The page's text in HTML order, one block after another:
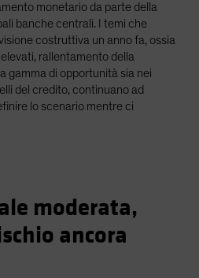
monetario da parte della
banche centrali. I temi che
costruttiva un anno fa, ossia
rallentamento della
gamma di opportunità sia nei
del credito, continuano ad
lo scenario mentre ci
moderata,
ancora